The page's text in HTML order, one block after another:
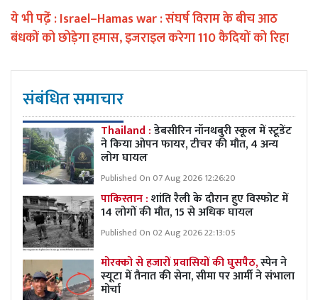
ये भी पढे़ं :Israel–Hamas war : संघर्ष विराम के बीच आठ
बंधकों को छोड़ेगा हमास, इजराइल करेगा 110 कैदियों को रिहा
संबंधित समाचार
Thailand :डेबसीरिन नॉनथबुरी स्कूल में स्टूडेंट
ने किया ओपन फायर, टीचर की मौत, 4 अन्य
लोग घायल
Published On 07 Aug 2026 12:26:20
पाकिस्तान :शांति रैली के दौरान हुए विस्फोट में
14 लोगों की मौत, 15 से अधिक घायल
Published On 02 Aug 2026 22:13:05
मोरक्को से हजारों प्रवासियों की घुसपैठ,स्पेन ने
स्यूटा में तैनात की सेना, सीमा पर आर्मी ने संभाला
मोर्चा